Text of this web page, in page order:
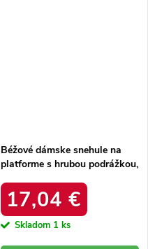
Béžové dámske snehule na
platforme s hrubou podrážkou,
925 KHAKI
17,04 €
Skladom 1 ks